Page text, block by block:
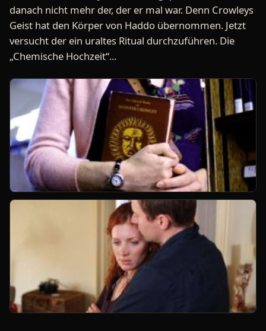
danach nicht mehr der, der er mal war. Denn Crowleys
Geist hat den Körper von Haddo übernommen. Jetzt
versucht der ein uraltes Ritual durchzuführen. Die
„Chemische Hochzeit“...